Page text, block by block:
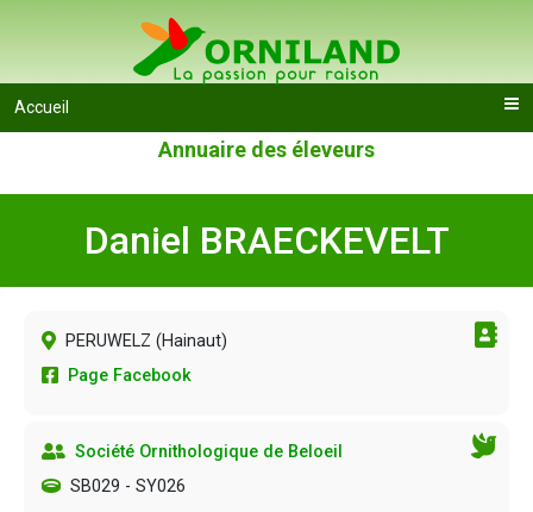
Accueil
Annuaire des éleveurs
Daniel BRAECKEVELT
PERUWELZ (Hainaut)
Page Facebook
Société Ornithologique de Beloeil
SB029 - SY026